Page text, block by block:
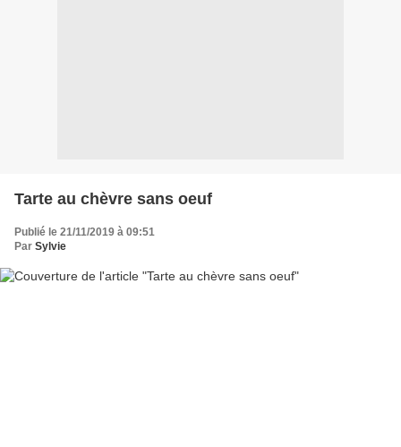
Tarte au chèvre sans oeuf
Publié le 21/11/2019 à 09:51
Par Sylvie